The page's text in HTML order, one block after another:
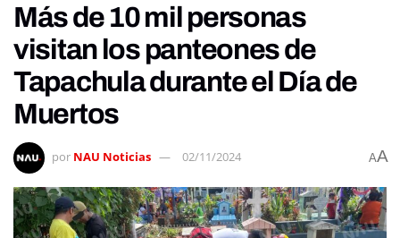
Más de 10 mil personas
visitan los panteones de
Tapachula durante el Día de
Muertos
por NAU Noticias 02/11/2024 AA